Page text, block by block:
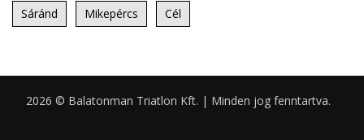
Sáránd Mikepércs Cél
2026 © Balatonman Triatlon Kft. | Minden jog fenntartva.